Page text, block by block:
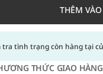
THÊM
tra tình trạng còn hàng tại
THỨC GIAO HÀNG